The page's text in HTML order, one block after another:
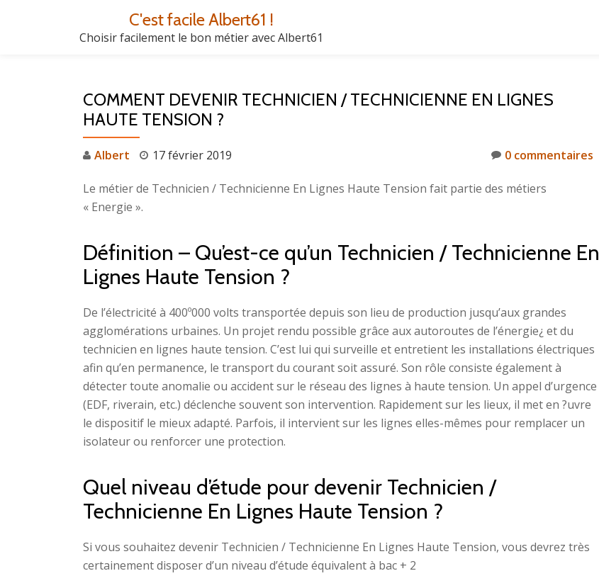
C'est facile Albert61 !
Choisir facilement le bon métier avec Albert61
COMMENT DEVENIR TECHNICIEN / TECHNICIENNE EN LIGNES
HAUTE TENSION ?
Albert 17 février 2019 0 commentaires
Le métier de Technicien / Technicienne En Lignes Haute Tension fait partie des métiers
« Energie ».
Définition – Qu’est-ce qu’un Technicien / Technicienne En
Lignes Haute Tension ?
De l’électricité à 400º000 volts transportée depuis son lieu de production jusqu’aux grandes
agglomérations urbaines. Un projet rendu possible grâce aux autoroutes de l’énergie¿ et du
technicien en lignes haute tension. C’est lui qui surveille et entretient les installations électriques
afin qu’en permanence, le transport du courant soit assuré. Son rôle consiste également à
détecter toute anomalie ou accident sur le réseau des lignes à haute tension. Un appel d’urgence
(EDF, riverain, etc.) déclenche souvent son intervention. Rapidement sur les lieux, il met en ?uvre
le dispositif le mieux adapté. Parfois, il intervient sur les lignes elles-mêmes pour remplacer un
isolateur ou renforcer une protection.
Quel niveau d’étude pour devenir Technicien /
Technicienne En Lignes Haute Tension ?
Si vous souhaitez devenir Technicien / Technicienne En Lignes Haute Tension, vous devrez très
certainement disposer d’un niveau d’étude équivalent à bac + 2